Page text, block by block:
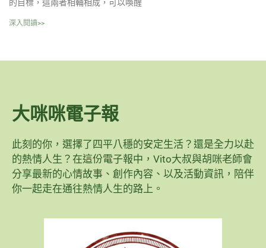
的目標，這兩者相輔相成，可以喚醒
深入閱讀>>
大咪咪電子報
此刻的你，選擇了四平八穩的安定生活？還是全力以赴
的熱情人生？在這份電子報中，Vito大叔與胡咪老師會
分享最新的心情故事、創作內容、以及活動資訊，陪伴
你一起走在通往熱情人生的路上。